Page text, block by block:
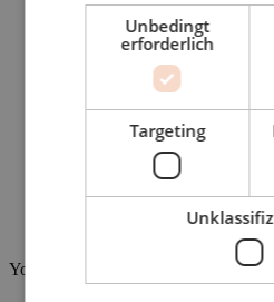
Gewerbe und Industrie
Pelletlagerung
Förderung
Heizungsbauer finden
Unternehmen
Über Uns
Holzeinkauf
Zertifizierungen
Jobs und Karriere
You are here:
Unbedingt
erforderlich
Targeting